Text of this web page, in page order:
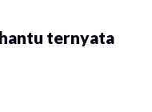
ternyata